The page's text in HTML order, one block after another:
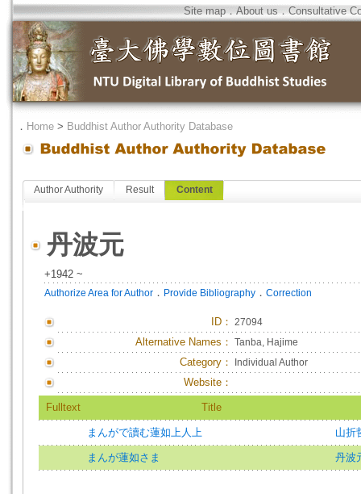
Site map．About us．Consultative
． Home > Buddhist Author Authority Database
Author Authority Result Content
丹波元
+1942 ~
Authorize Area for Author ． Provide Bibliography ． Correction
ID ： 27094
Alternative Names： Tanba, Hajime
Category： Individual Author
Website：
Fulltext Title
まんがで讀む蓮如上人上 山折
まんが蓮如さま 丹波